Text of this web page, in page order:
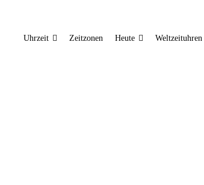
Uhrzeit Zeitzonen Heute Weltzeituhren